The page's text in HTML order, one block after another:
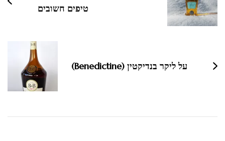
טיפים חשובים
על ליקר בנדיקטין (Benedictine)